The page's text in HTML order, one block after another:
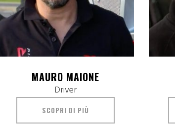
MAURO MAIONE
Driver
SCOPRI DI PIÙ